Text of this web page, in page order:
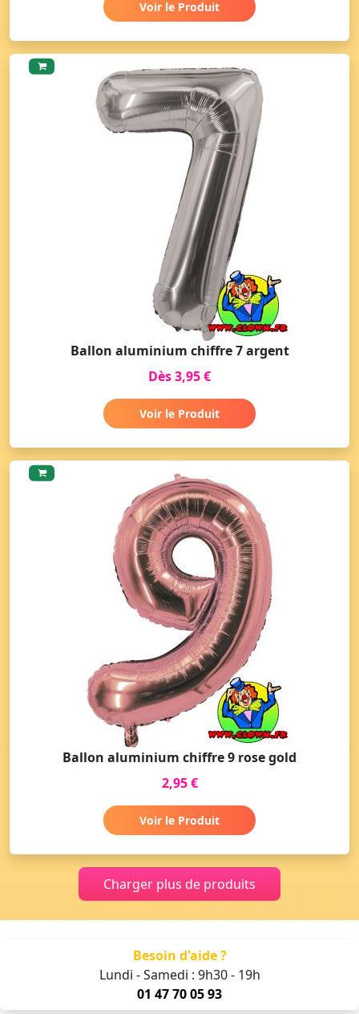
Voir le Produit
Ballon aluminium chiffre 7 argent
Dès 3,95 €
Voir le Produit
Ballon aluminium chiffre 9 rose gold
2,95 €
Voir le Produit
Charger plus de produits
Besoin d'aide ?
Lundi - Samedi : 9h30 - 19h
01 47 70 05 93